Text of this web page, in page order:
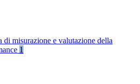
di misurazione e valutazione della
1